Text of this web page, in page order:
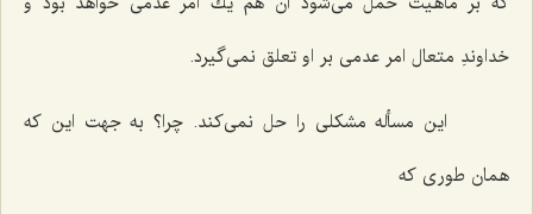
خداوندِ متعال امر عدمى بر او تعلق نمى‌گیرد.
این مسأله مشكلى را حل نمى‌كند. چرا؟ به جهت این كه
همان طورى كه‌